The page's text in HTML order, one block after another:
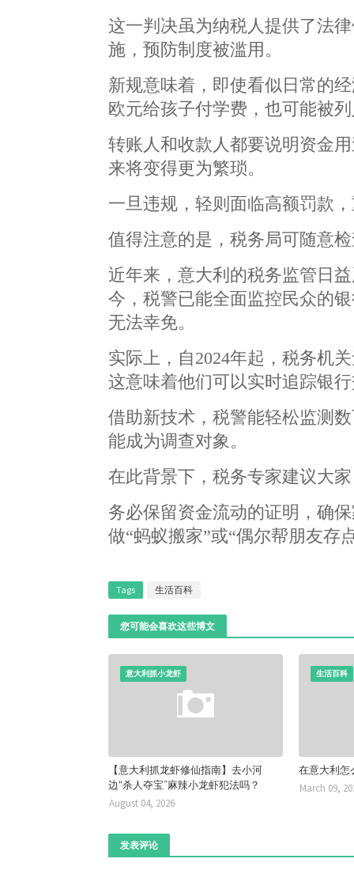
这一判决虽为纳税人提供了法
施，预防制度被滥用。
新规意味着，即使看似日常的
欧元给孩子付学费，也可能被
转账人和收款人都要说明资金
来将变得更为繁琐。
一旦违规，轻则面临高额罚款
值得注意的是，税务局可随意
近年来，意大利的税务监管日
今，税警已能全面监控民众的
无法幸免。
实际上，自2024年起，税务机
这意味着他们可以实时追踪银
借助新技术，税警能轻松监测
能成为调查对象。
在此背景下，税务专家建议大
务必保留资金流动的证明，确
做“蚂蚁搬家”或“偶尔帮朋友存
Tags 生活百科
您可能会喜欢这些博文
意大利抓小龙虾
【意大利抓龙虾修仙指南】去小河
边“杀人夺宝”麻辣小龙虾犯法吗？
August 04, 2026
生活百科
在意大利怎
March 09,
发表评论